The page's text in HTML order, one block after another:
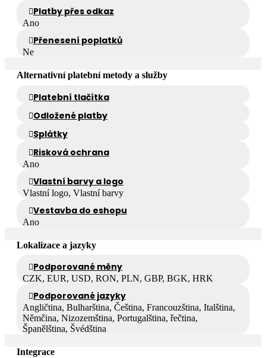
Platby přes odkaz
Ano
Přenesení poplatků
Ne
Alternativní platební metody a služby
Platební tlačítka
Odložené platby
Splátky
Risková ochrana
Ano
Vlastní barvy a logo
Vlastní logo, Vlastní barvy
Vestavba do eshopu
Ano
Lokalizace a jazyky
Podporované měny
CZK, EUR, USD, RON, PLN, GBP, BGK, HRK
Podporované jazyky
Angličtina, Bulharština, Čeština, Francouzština, Italština,
Němčina, Nizozemština, Portugalština, řečtina,
Španělština, Švédština
Integrace